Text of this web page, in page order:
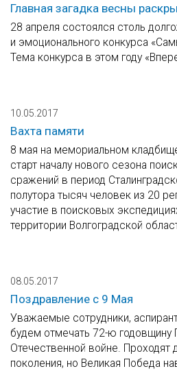
Главная загадка весны
28 апреля состоялся столь
и эмоционального конкурса
Тема конкурса в этом году
10.05.2017
Вахта памяти
8 мая на мемориальном
старт началу нового сезона
сражений в период
полутора тысяч человек из 20
участие в поисковых
территории Волгоградской
08.05.2017
Поздравление с 9 Мая
Уважаемые сотрудники,
будем отмечать 72-ю годовщину
Отечественной войне. Проходят
поколения, но Великая Победа